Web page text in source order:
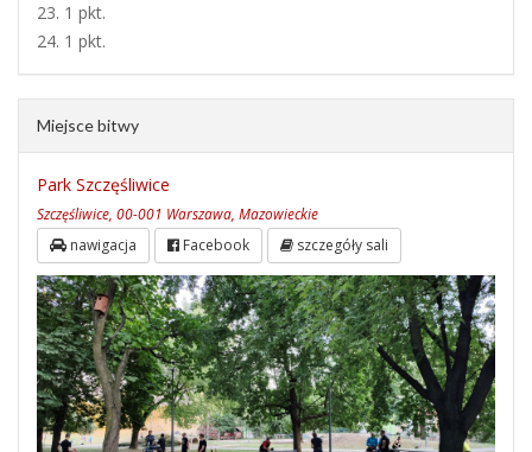
23. 1 pkt.
24. 1 pkt.
Miejsce bitwy
Park Szczęśliwice
Szczęśliwice, 00-001 Warszawa, Mazowieckie
nawigacja Facebook szczegóły sali